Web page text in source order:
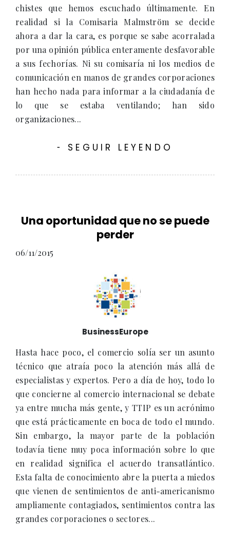
chistes que hemos escuchado últimamente. En
realidad si la Comisaria Malmström se decide
ahora a dar la cara, es porque se sabe acorralada
por una opinión pública enteramente desfavorable
a sus fechorías. Ni su comisaría ni los medios de
comunicación en manos de grandes corporaciones
han hecho nada para informar a la ciudadanía de
lo que se estaba ventilando; han sido
organizaciones...
- SEGUIR LEYENDO
Una oportunidad que no se puede
perder
06/11/2015
BusinessEurope
Hasta hace poco, el comercio solía ser un asunto
técnico que atraía poco la atención más allá de
especialistas y expertos. Pero a día de hoy, todo lo
que concierne al comercio internacional se debate
ya entre mucha más gente, y TTIP es un acrónimo
que está prácticamente en boca de todo el mundo.
Sin embargo, la mayor parte de la población
todavía tiene muy poca información sobre lo que
en realidad significa el acuerdo transatlántico.
Esta falta de conocimiento abre la puerta a miedos
que vienen de sentimientos de anti-americanismo
ampliamente contagiados, sentimientos contra las
grandes corporaciones o sectores...